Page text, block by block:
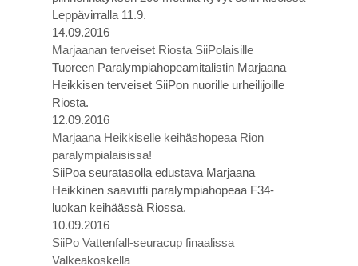
Leppävirralla 11.9.
14.09.2016
Marjaanan terveiset Riosta SiiPolaisille
Tuoreen Paralympiahopeamitalistin Marjaana
Heikkisen terveiset SiiPon nuorille urheilijoille
Riosta.
12.09.2016
Marjaana Heikkiselle keihäshopeaa Rion
paralympialaisissa!
SiiPoa seuratasolla edustava Marjaana
Heikkinen saavutti paralympiahopeaa F34-
luokan keihäässä Riossa.
10.09.2016
SiiPo Vattenfall-seuracup finaalissa
Valkeakoskella